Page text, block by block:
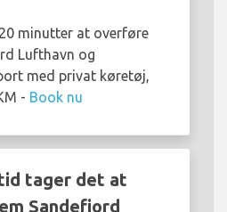
minutter at overføre
Lufthavn og
med privat køretøj,
- Book nu
tager det at
Sandefjord